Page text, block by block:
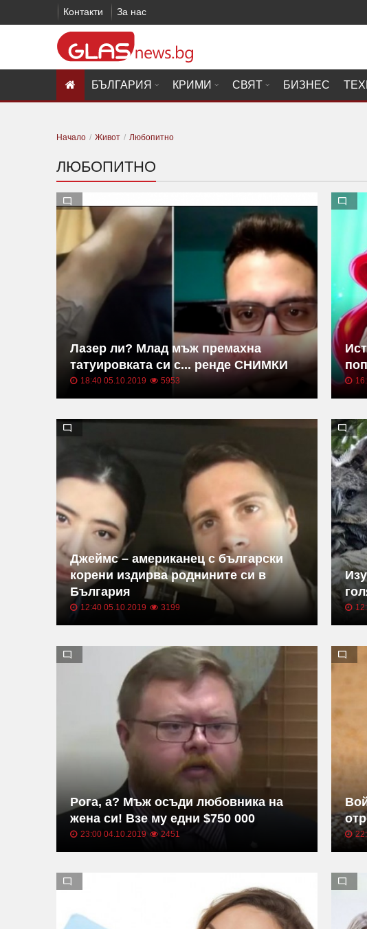
Контакти За нас
БЪЛГАРИЯ КРИМИ СВЯТ БИЗНЕС
Начало Живот Любопитно
ЛЮБОПИТНО
Лазер ли? Млад мъж премахна
татуировката си с... ренде СНИМКИ
18:40 05.10.2019 5953
Джеймс – американец с български
корени издирва роднините си в
България
12:40 05.10.2019 3199
Рога, а? Мъж осъди любовника на
жена си! Взе му едни $750 000
23:00 04.10.2019 2451